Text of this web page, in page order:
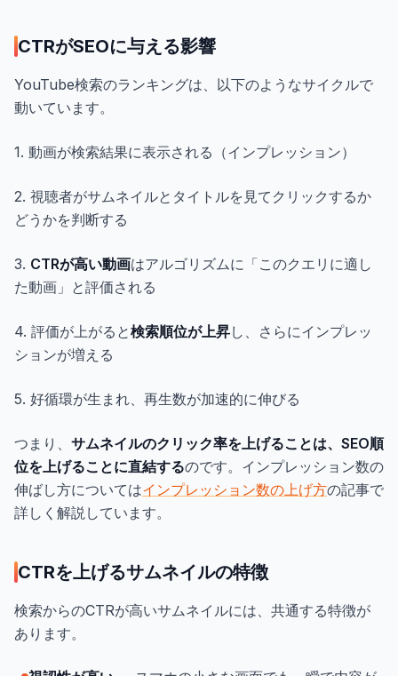
CTRがSEOに与える影響
YouTube検索のランキングは、以下のようなサイクルで
動いています。
1. 動画が検索結果に表示される（インプレッション）
2. 視聴者がサムネイルとタイトルを見てクリックするか
どうかを判断する
3. CTRが高い動画はアルゴリズムに「このクエリに適し
た動画」と評価される
4. 評価が上がると検索順位が上昇し、さらにインプレッ
ションが増える
5. 好循環が生まれ、再生数が加速的に伸びる
つまり、 サムネイルのクリック率を上げることは、SEO順
位を上げることに直結するのです。インプレッション数の
伸ばし方についてはインプレッション数の上げ方の記事で
詳しく解説しています。
CTRを上げるサムネイルの特徴
検索からのCTRが高いサムネイルには、共通する特徴が
あります。